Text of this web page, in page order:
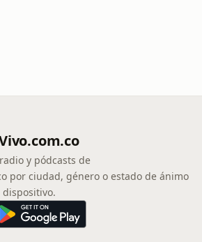
y pódcasts de
por ciudad, género o estado de ánimo